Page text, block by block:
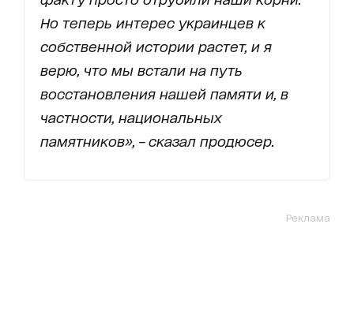
Но теперь интерес украинцев к
собственной истории растет, и я
верю, что мы встали на путь
восстановления нашей памяти и, в
частности, национальных
памятников», – сказал продюсер.
Реклама